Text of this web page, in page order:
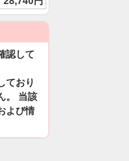
認して
ており
。 当該
よび情